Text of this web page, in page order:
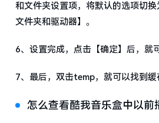
和文件夹设置项，将默认的选项切换
文件夹和驱动器】。
6、设置完成，点击【确定】后，就
7、最后，双击temp，就可以找到缓
怎么查看酷我音乐盒中以前